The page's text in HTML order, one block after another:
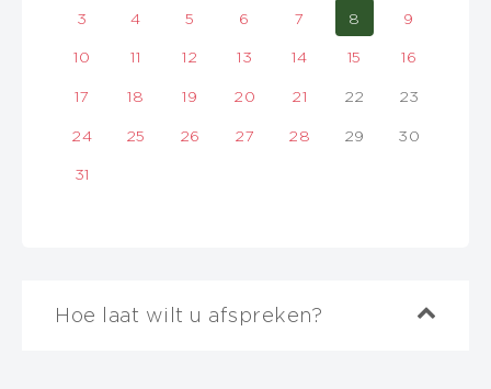
3 4 5 6 7 8 9
10 11 12 13 14 15 16
17 18 19 20 21 22 23
24 25 26 27 28 29 30
31
Hoe laat wilt u afspreken?